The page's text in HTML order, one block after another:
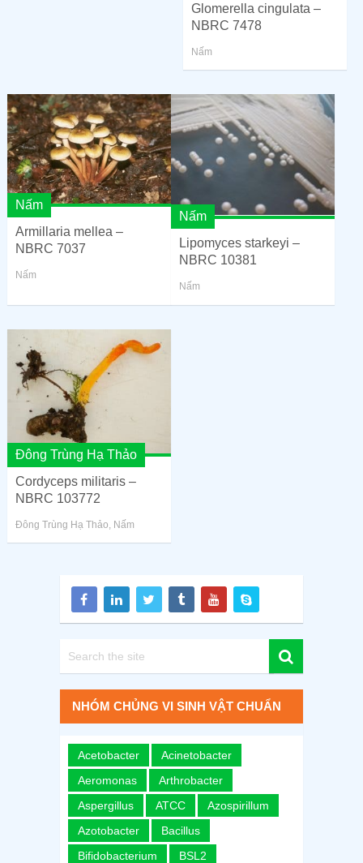
Glomerella cingulata –
NBRC 7478
Nấm
Nấm
Armillaria mellea –
NBRC 7037
Nấm
Nấm
Lipomyces starkeyi –
NBRC 10381
Nấm
Đông Trùng Hạ Thảo
Cordyceps militaris –
NBRC 103772
Đông Trùng Hạ Thảo, Nấm
NHÓM CHỦNG VI SINH VẬT CHUẨN
Acetobacter
Acinetobacter
Aeromonas
Arthrobacter
Aspergillus
ATCC
Azospirillum
Azotobacter
Bacillus
Bifidobacterium
BSL2